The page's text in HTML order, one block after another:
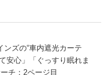
ズの“車内遮光カーテ
安心」「ぐっすり眠れま
チ：2ページ目